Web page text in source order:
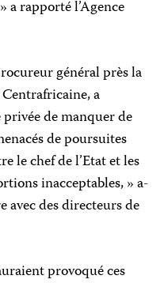
a rapporté l’Agence
général près la
a
de manquer de
de poursuites
le chef de l’Etat et les
inacceptables, » a-
avec des directeurs de
provoqué ces